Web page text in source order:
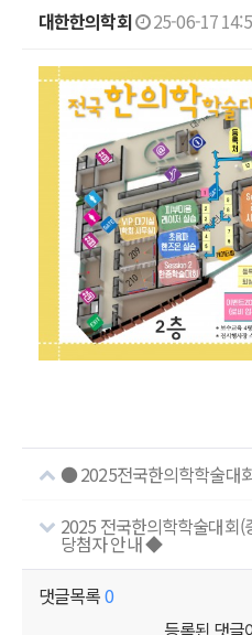
대한한의학회 25-06-17
본문
● 2025전국한의학학술대
2025 전국한의학학술대회
당첨자 안내 ◆
댓글목록0
등록된 댓글